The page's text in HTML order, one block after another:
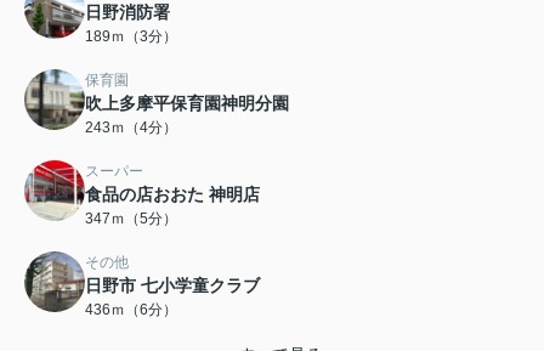
日野消防署
189ｍ（3分）
保育園
吹上多摩平保育園神明分園
243ｍ（4分）
スーパー
食品の店おおた 神明店
347ｍ（5分）
その他
日野市 七小学童クラブ
436ｍ（6分）